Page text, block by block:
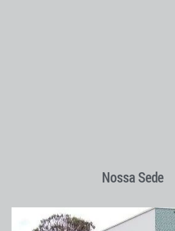
Nossa Sede